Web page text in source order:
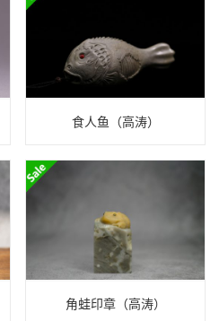
食人鱼（高涛）
角蛙印章（高涛）